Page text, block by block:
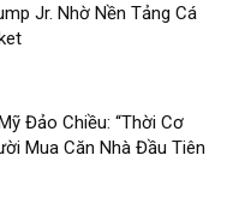
Jr. Nhờ Nền Tảng Cá
Đảo Chiều: “Thời Cơ
Mua Căn Nhà Đầu Tiên